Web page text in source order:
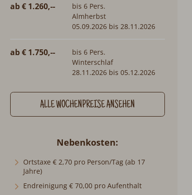
ab € 1.260,--
bis 6 Pers.
Almherbst
05.09.2026 bis 28.11.2026
ab € 1.750,--
bis 6 Pers.
Winterschlaf
28.11.2026 bis 05.12.2026
ALLE WOCHENPREISE ANSEHEN
Nebenkosten
Ortstaxe € 2,70 pro Person/Tag (ab 17
Jahre)
Endreinigung € 70,00 pro Aufenthalt